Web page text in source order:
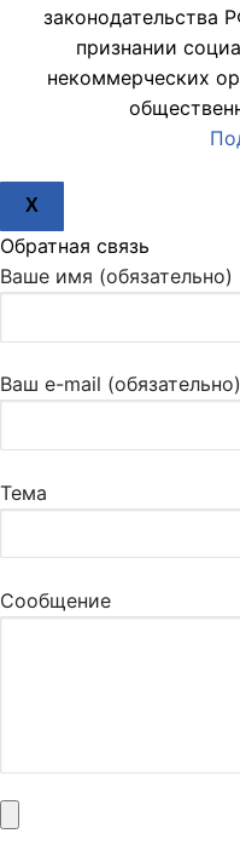
законодательства
признании
некоммерческих
X
Обратная связь
Ваше имя (обязательно)
Ваш e-mail (обязательно)
Тема
Сообщение